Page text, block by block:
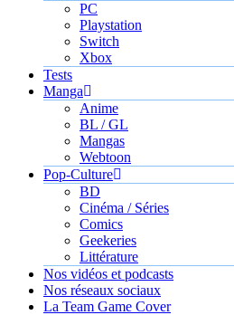
PC
Playstation
Switch
Xbox
Tests
Manga
Anime
BL / GL
Mangas
Webtoon
Pop-Culture
BD
Cinéma / Séries
Comics
Geekeries
Littérature
Nos vidéos et podcasts
Nos réseaux sociaux
La Team Game Cover